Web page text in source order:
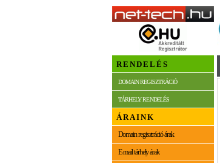
RENDELÉS
DOMAIN REGISZTRÁCIÓ
TÁRHELY RENDELÉS
ÁRAINK
Domain regisztráció árak
E-mail tárhely árak